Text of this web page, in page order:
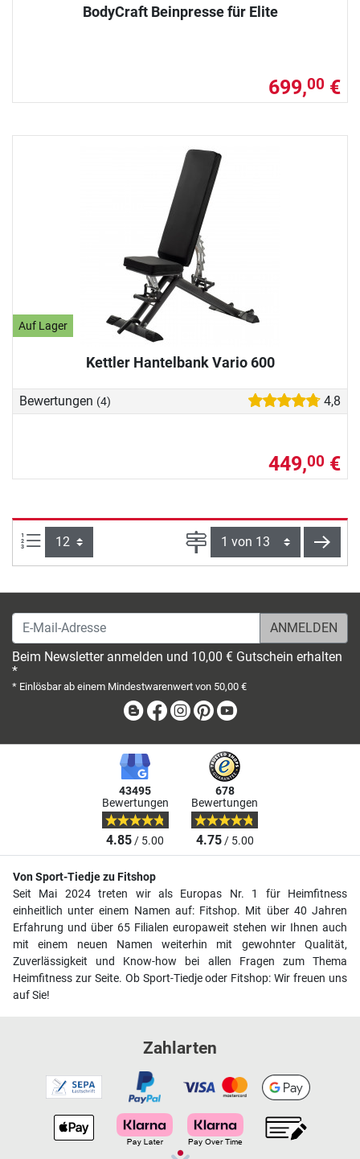
BodyCraft Beinpresse für Elite
699,00 €
Auf Lager
Kettler Hantelbank Vario 600
Bewertungen (4) 4,8
449,00 €
Artikel pro Seite: Seite
E-Mail-Adresse
Beim Newsletter anmelden und 10,00 € Gutschein erhalten
*
* Einlösbar ab einem Mindestwarenwert von 50,00 €
BlogFacebook
Instagram
Pinterest
43495
Bewertungen
4.85/ 5.00
678
Bewertungen
4.75/ 5.00
Von Sport-Tiedje zu Fitshop
Seit Mai 2024 treten wir als Europas Nr. 1 für Heimfitness
einheitlich unter einem Namen auf: Fitshop. Mit über 40 Jahren
Erfahrung und über 65 Filialen europaweit stehen wir Ihnen auch
mit einem neuen Namen weiterhin mit gewohnter Qualität,
Zuverlässigkeit und Know-how bei allen Fragen zum Thema
Heimfitness zur Seite. Ob Sport-Tiedje oder Fitshop: Wir freuen uns
auf Sie!
Zahlarten